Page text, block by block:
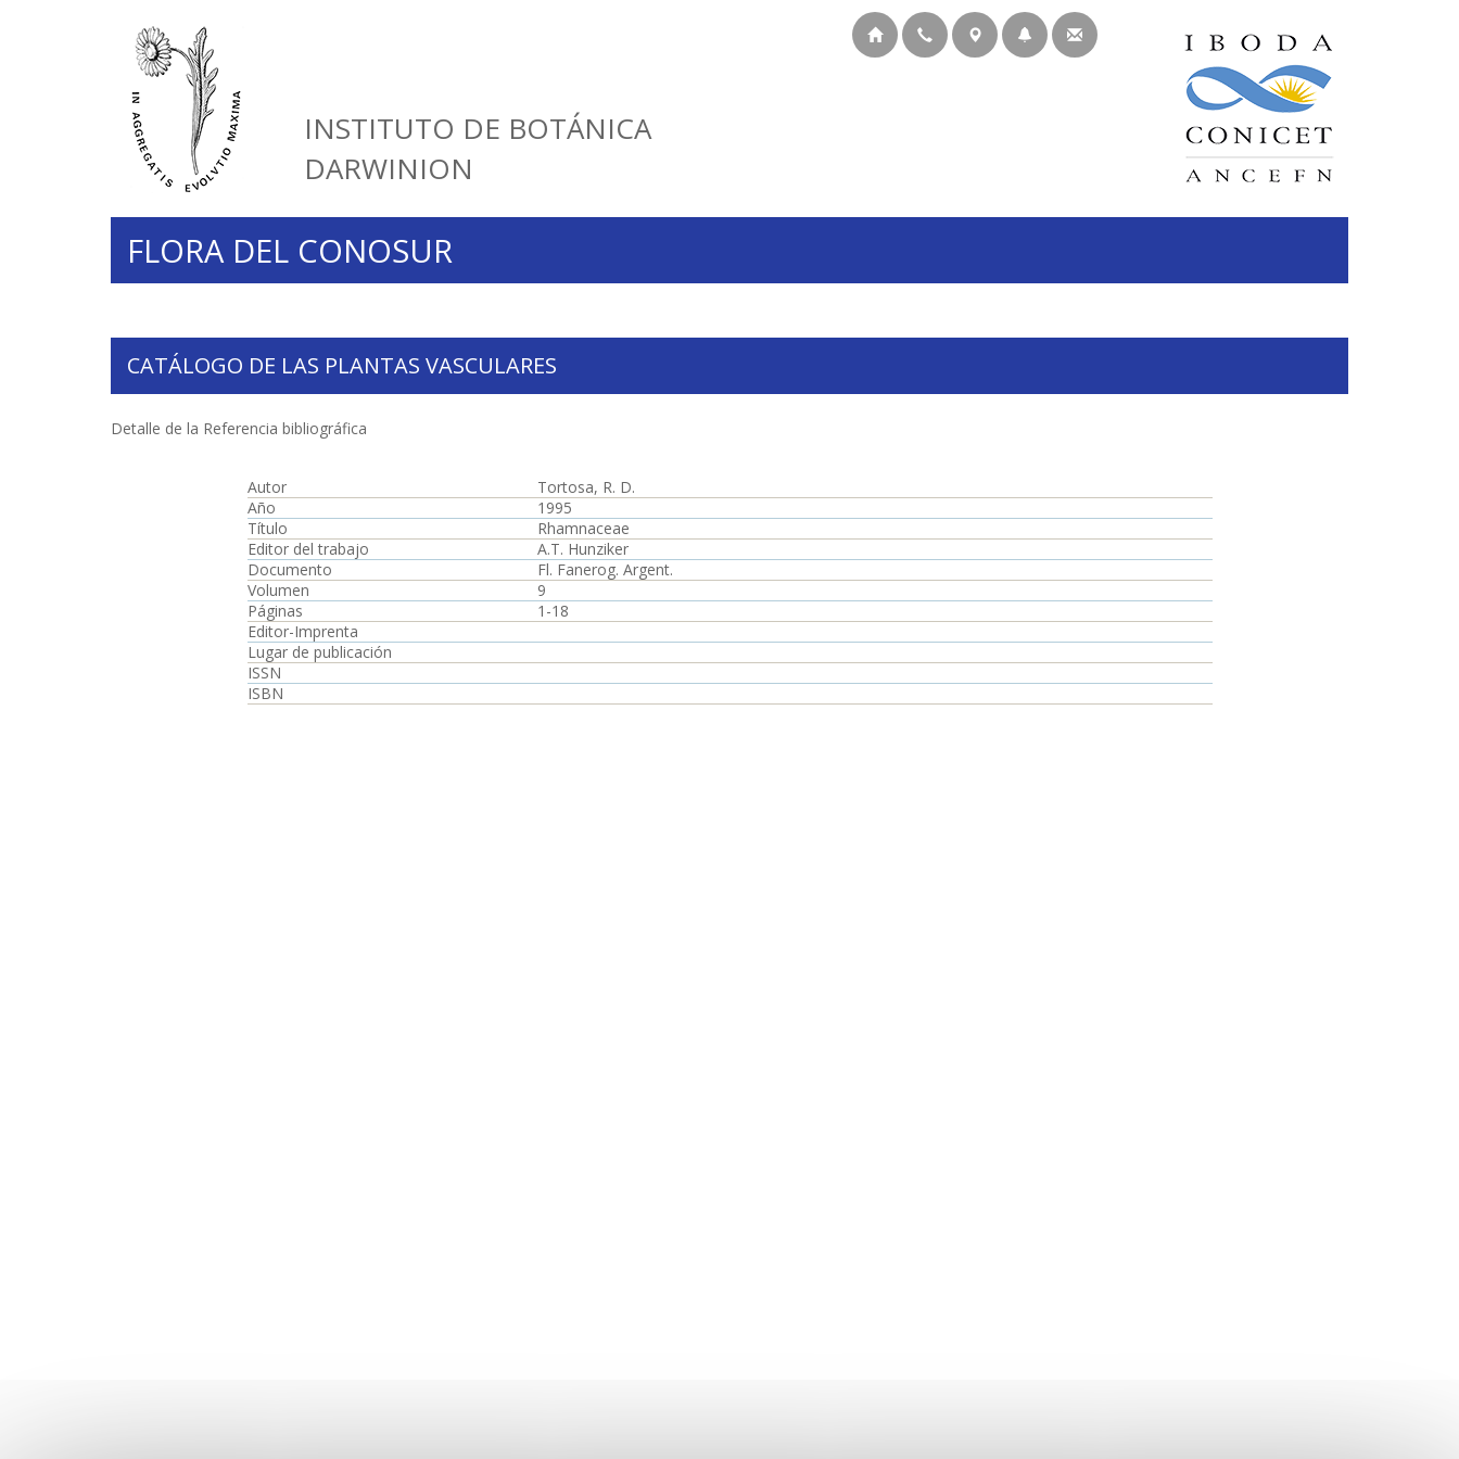
INSTITUTO DE BOTÁNICA
DARWINION
FLORA DEL CONOSUR
CATÁLOGO DE LAS PLANTAS VASCULARES
Detalle de la Referencia bibliográfica
Autor
Tortosa, R. D.
Año
1995
Título
Rhamnaceae
Editor del trabajo
A.T. Hunziker
Documento
Fl. Fanerog. Argent.
Volumen
9
Páginas
1-18
Editor-Imprenta
Lugar de publicación
ISSN
ISBN